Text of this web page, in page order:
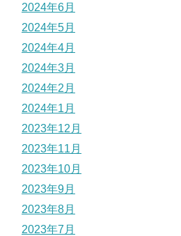
2024年6月
2024年5月
2024年4月
2024年3月
2024年2月
2024年1月
2023年12月
2023年11月
2023年10月
2023年9月
2023年8月
2023年7月